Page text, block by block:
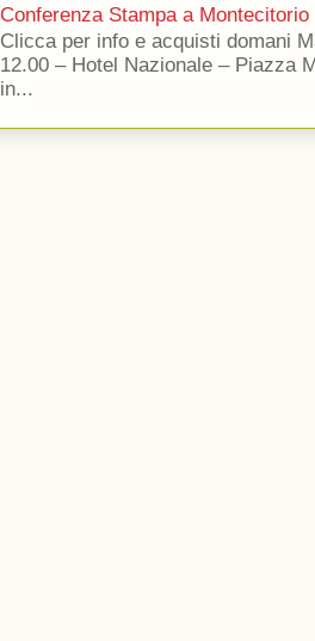
Conferenza Stampa a Montecitorio
Clicca per info e acquisti domani
12.00 – Hotel Nazionale – Piazza
in...